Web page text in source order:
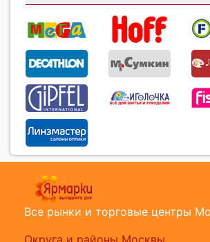
Все рынки и торговые центры
Округа и районы Москвы